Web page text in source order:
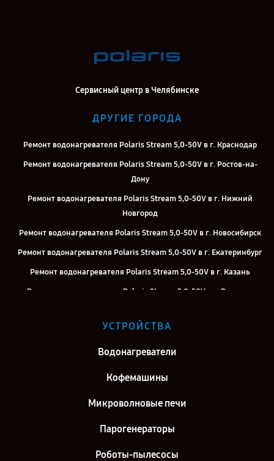
Сервисный центр в Челябинске
ДРУГИЕ ГОРОДА
Ремонт водонагревателя Polaris Stream 5,0-50V в г. Краснодар
Ремонт водонагревателя Polaris Stream 5,0-50V в г. Ростов-на-
Дону
Ремонт водонагревателя Polaris Stream 5,0-50V в г. Нижний
Новгород
Ремонт водонагревателя Polaris Stream 5,0-50V в г. Новосибирск
Ремонт водонагревателя Polaris Stream 5,0-50V в г. Екатеринбург
Ремонт водонагревателя Polaris Stream 5,0-50V в г. Казань
Ремонт водонагревателя Polaris Stream 5,0-50V в г. Воронеж
Ремонт водонагревателя Polaris Stream 5,0-50V в г. Самара
Ремонт водонагревателя Polaris Stream 5,0-50V в г. Киров
Петербург
УСТРОЙСТВА
Водонагреватели
Кофемашины
Микроволновые печи
Парогенераторы
Роботы-пылесосы